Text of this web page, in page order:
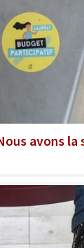
avons